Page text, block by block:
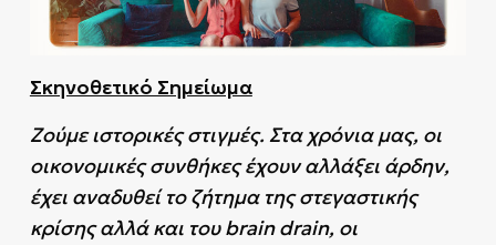
Σκηνοθετικό Σημείωμα
Ζούμε ιστορικές στιγμές. Στα χρόνια μας, οι
οικονομικές συνθήκες έχουν αλλάξει άρδην,
έχει αναδυθεί το ζήτημα της στεγαστικής
κρίσης αλλά και του brain drain, οι